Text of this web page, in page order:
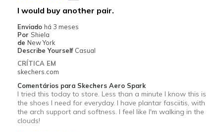
Width
Feels true to width
View On Shoes
I would buy another pair.
Enviado há 3 meses
Por Shiela
de New York
Describe Yourself Casual
CRÍTICA EM
skechers.com
Comentários para Skechers Aero Spark
I tried this today to store. Less than a minute I know this is
the shoes I need for everyday. I have plantar fasciitis, with
the arch support and softness. I feel like I'm walking in the
clouds!